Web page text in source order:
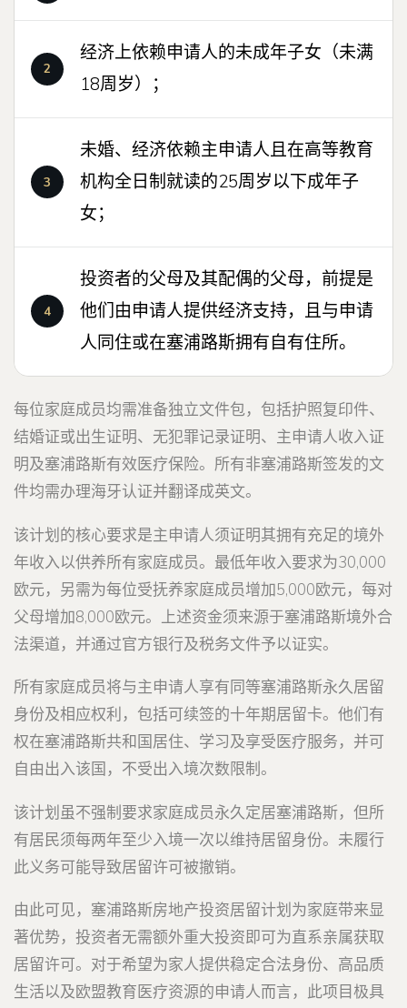
经济上依赖申请人的未成年子女（未满
18周岁）；
未婚、经济依赖主申请人且在高等教育
机构全日制就读的25周岁以下成年子
女；
投资者的父母及其配偶的父母，前提是
他们由申请人提供经济支持，且与申请
人同住或在塞浦路斯拥有自有住所。
每位家庭成员均需准备独立文件包，包括护照复印件、
结婚证或出生证明、无犯罪记录证明、主申请人收入证
明及塞浦路斯有效医疗保险。所有非塞浦路斯签发的文
件均需办理海牙认证并翻译成英文。
该计划的核心要求是主申请人须证明其拥有充足的境外
年收入以供养所有家庭成员。最低年收入要求为30,000
欧元，另需为每位受抚养家庭成员增加5,000欧元，每对
父母增加8,000欧元。上述资金须来源于塞浦路斯境外合
法渠道，并通过官方银行及税务文件予以证实。
所有家庭成员将与主申请人享有同等塞浦路斯永久居留
身份及相应权利，包括可续签的十年期居留卡。他们有
权在塞浦路斯共和国居住、学习及享受医疗服务，并可
自由出入该国，不受出入境次数限制。
该计划虽不强制要求家庭成员永久定居塞浦路斯，但所
有居民须每两年至少入境一次以维持居留身份。未履行
此义务可能导致居留许可被撤销。
由此可见，塞浦路斯房地产投资居留计划为家庭带来显
著优势，投资者无需额外重大投资即可为直系亲属获取
居留许可。对于希望为家人提供稳定合法身份、高品质
生活以及欧盟教育医疗资源的申请人而言，此项目极具